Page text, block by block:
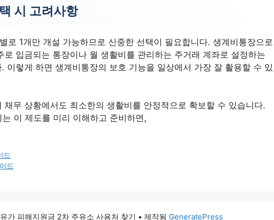
시 고려사항
로 1개만 개설 가능하므로 신중한 선택이 필요합니다. 생계비통장으로
로 입금되는 통장이나 월 생활비를 관리하는 주거래 계좌로 설정하는
이렇게 하면 생계비통장의 보호 기능을 일상에서 가장 잘 활용할 수 있
채무 상황에서도 최소한의 생활비를 안정적으로 확보할 수 있습니다.
이 제도를 미리 이해하고 준비하면,
드
드
가 피해지원금 2차 주유소 사용처 찾기 • 제작됨 GeneratePress